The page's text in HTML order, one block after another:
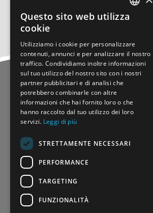
MENU
Painting line
Processing Centers
Building & Construction
Chi siamo
Applicazioni
Lavorazioni
Questo sito web utilizza
cookie
Utilizziamo i cookie per personalizzare
contenuti, annunci e per analizzare il nostro
traffico. Condividiamo inoltre informazioni
sul tuo utilizzo del nostro sito con i nostri
partner pubblicitari e di analisi che
potrebbero combinarle con altre
informazioni che hai fornito loro o che
hanno raccolto dal tuo utilizzo dei loro
servizi. Leggi di più
STRETTAMENTE NECESSARI
PERFORMANCE
TARGETING
FUNZIONALITÀ